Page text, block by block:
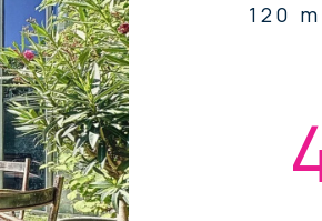
120